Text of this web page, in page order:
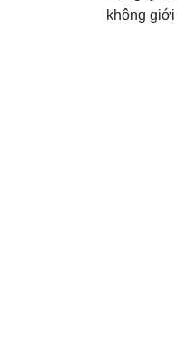
không